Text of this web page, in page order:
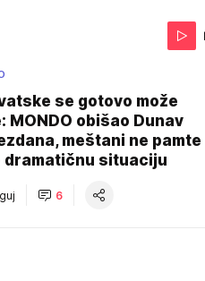
se gotovo može
MONDO obišao Dunav
meštani ne pamte
dramatičnu situaciju
6